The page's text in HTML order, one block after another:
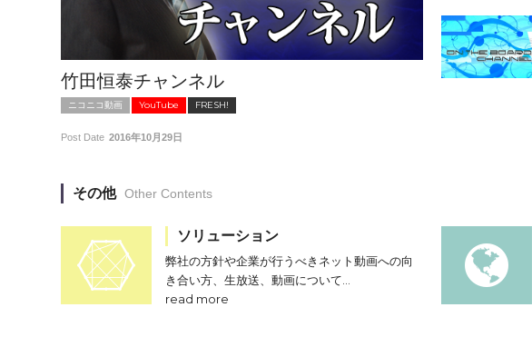
竹田恒泰チャンネル
ニコニコ動画 YouTube FRESH!
Post Date 2016年10月29日
その他 Other Contents
ソリューション
弊社の方針や企業が行うべきネット動画への向
き合い方、生放送、動画について…
read more